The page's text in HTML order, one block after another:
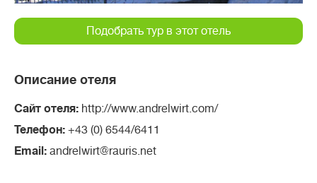
Описание отеля
Сайт отеля: http://www.andrelwirt.com/
Телефон: +43 (0) 6544/6411
Email: andrelwirt@rauris.net
Подобрать тур в этот отель